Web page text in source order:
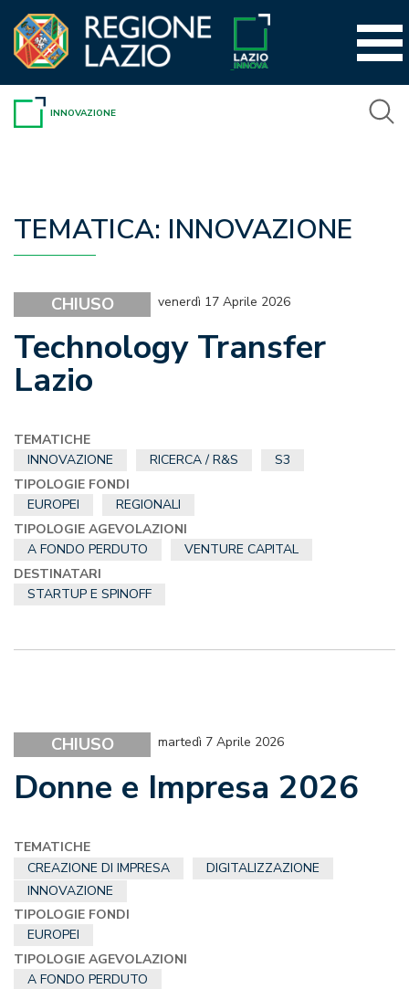
contenuto
INNOVAZIONE
TEMATICA: INNOVAZIONE
CHIUSO venerdì 17 Aprile 2026
Technology Transfer
Lazio
TEMATICHE
INNOVAZIONE
RICERCA / R&S
S3
TIPOLOGIE FONDI
EUROPEI
REGIONALI
TIPOLOGIE AGEVOLAZIONI
A FONDO PERDUTO
VENTURE CAPITAL
DESTINATARI
STARTUP E SPINOFF
CHIUSO martedì 7 Aprile 2026
Donne e Impresa 2026
TEMATICHE
CREAZIONE DI IMPRESA
DIGITALIZZAZIONE
INNOVAZIONE
TIPOLOGIE FONDI
EUROPEI
TIPOLOGIE AGEVOLAZIONI
A FONDO PERDUTO